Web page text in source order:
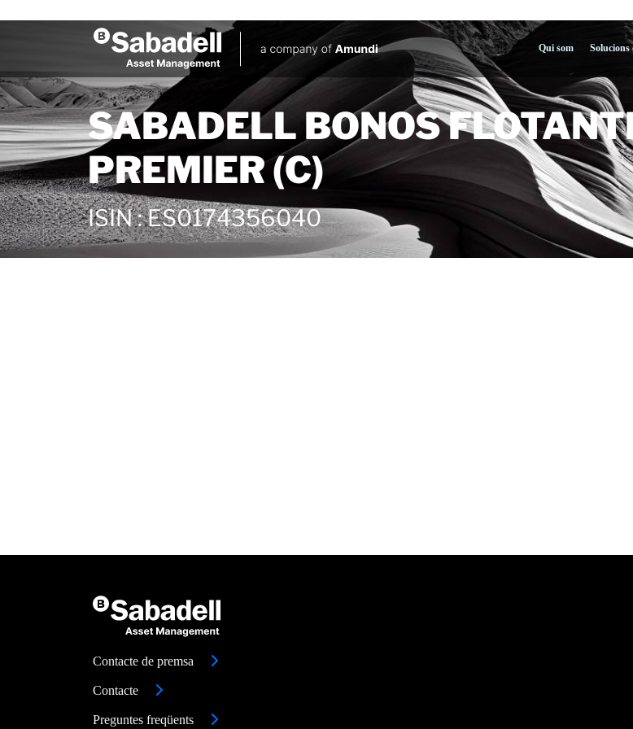
Qui som Solucions
SABADELL BONOS
PREMIER (C)
ISIN:ES0174356040
Contacte de premsa
Contacte
Preguntes freqüents